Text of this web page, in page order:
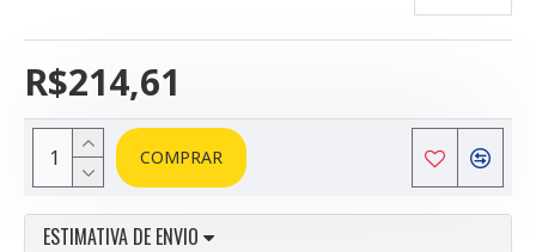
R$214,61
COMPRAR
ESTIMATIVA DE ENVIO